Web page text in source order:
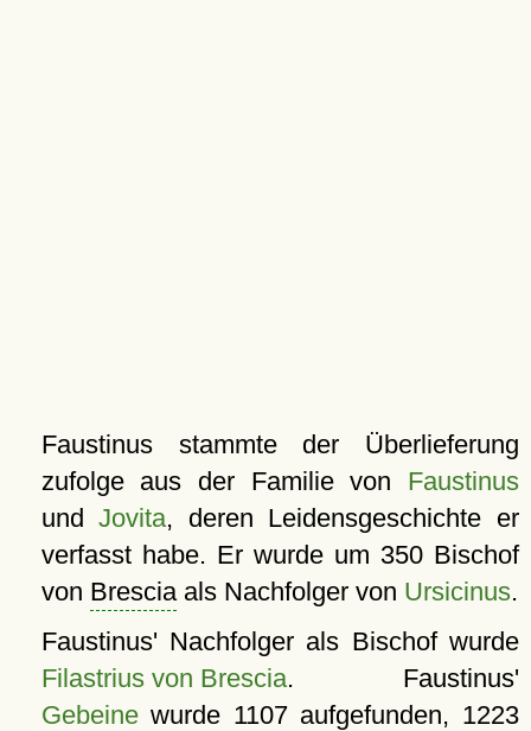
Faustinus stammte der Überlieferung
zufolge aus der Familie von Faustinus
undJovita, deren Leidensgeschichte er
verfasst habe. Er wurde um 350 Bischof
von Bresciaals Nachfolger von Ursicinus.
Faustinus' Nachfolger als Bischof wurde
Filastrius von Brescia. Faustinus'
Gebeinewurde 1107 aufgefunden, 1223